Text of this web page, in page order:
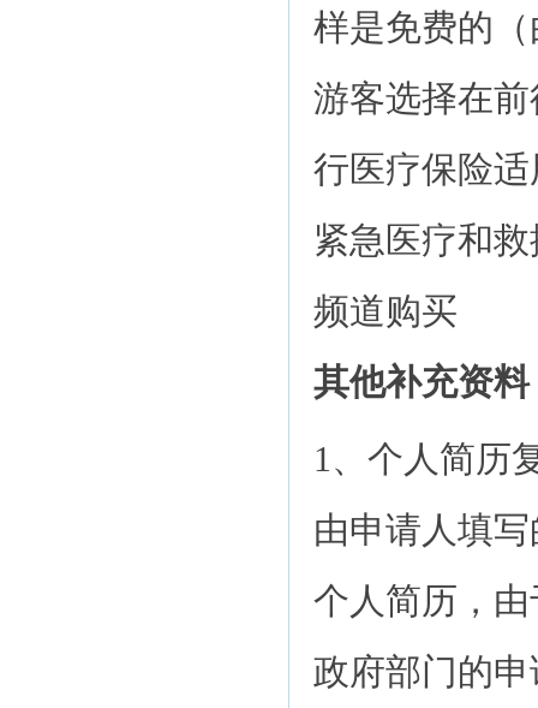
样是免费的
游客选择在
行医疗保险
紧急医疗和
频道购买
其他补充资料
1、个人简历
由申请人填
个人简历，
政府部门的